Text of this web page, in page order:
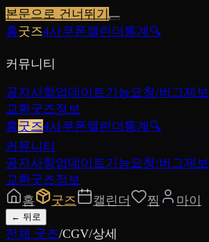
본문으로 건너뛰기
홈굿즈4사쿠폰캘린더 통계 🔍
커뮤니티
공지사항업데이트기능요청/버그제보
교환굿즈정보
홈굿즈4사쿠폰캘린더 통계 🔍
커뮤니티
공지사항업데이트기능요청/버그제보
교환굿즈정보
홈
굿즈 캘린더 찜 마이
← 뒤로
전체 굿즈/CGV/상세